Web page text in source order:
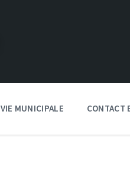
VIE MUNICIPALE CONTACT